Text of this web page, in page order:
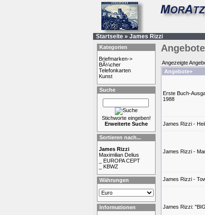
Startseite » James Rizzi
Kategorien
Briefmarken->
BÃ¼cher
Telefonkarten
Kunst
Suche
Stichworte eingeben!
Erweiterte Suche
Sortieren nach...
James Rizzi
Maximilian Delius
_ EUROPA CEPT
_ KBWZ
Währungen
Informationen
Angebote
Angezeigte
Angebote+
Erste Buch-
1988
James Rizzi -
James Rizzi -
James Rizzi -
James Rizzi: